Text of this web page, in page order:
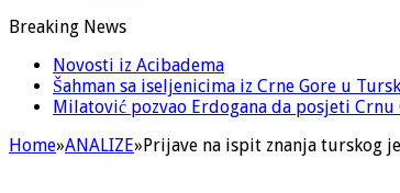
Breaking News
Novosti iz Acibadema
Šahman sa iseljenicima iz Crne Gore u
Milatović pozvao Erdogana da posjeti
Home»ANALIZE»Prijave na ispit znanja turskog